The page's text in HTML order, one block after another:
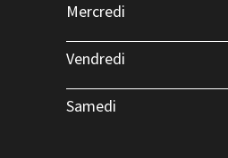
Mercredi
Vendredi
Samedi